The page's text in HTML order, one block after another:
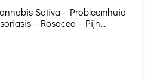
Sativa - Probleemhuid
- Rosacea - Pijn...